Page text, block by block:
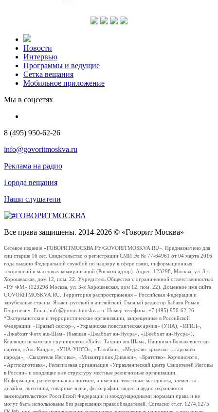
Новости
Интервью
Программы и ведущие
Сетка вещания
Мобильное приложение
Мы в соцсетях
8 (495) 950-62-26
info@govoritmoskva.ru
Реклама на радио
Города вещания
Наши слушатели
Все права защищены. 2014-2026 © «Говорит Москва»
Сетевое издание «ГОВОРИТМОСКВА.РУ/GOVORITMOSKVA.RU». Предназначено для
лиц старше 16 лет. Свидетельство о регистрации СМИ Эл № 77-64961 от 04 марта 2016
года выдано Федеральной службой по надзору в сфере связи, информационных
технологий и массовых коммуникаций (Роскомнадзор). Адрес: 123298, Москва, ул. 3-я
Хорошевская, дом 12, пом. 22. Учредитель Общество с ограниченной ответственностью
«РУ ФМ» (123298 Москва, ул. 3-я Хорошевская, дом 12, пом. 22). Доменное имя сайта
GOVORITMOSKVA.RU. Территория распространения – Российская Федерация и
зарубежные страны. Языки: русский и английский. Главный редактор Бабаян Роман
Георгиевич. Email: info@govoritmoskva.ru. Номер телефона: +7 (495) 950-62-26
*Экстремистские и террористические организации, запрещенные в Российской
Федерации: «Правый сектор», «Украинская повстанческая армия» (УПА), «ИГИЛ»,
«Джабхат Фатх аш-Шам» (бывшая «Джабхат ан-Нусра», «Джебхат ан-Нусра»),
Коалиция исламских группировок «Хайят Тахрир аш-Шам», Национал-Большевистская
партия, «Аль-Каида», «УНА-УНСО», «Талибан», «Меджлис крымско-татарского
народа», «Свидетели Иеговы», «Мизантропик Дивижн», «Братство» Корчинского,
«Артподготовка», Религиозная организация «Управленческий центр Свидетелей Иеговы
в России» и входящие в ее структуру местные религиозные организации.
Информация, размещенная на портале, а именно: текстовые материалы, элементы
дизайна, логотипы, товарные знаки, фотографии, видео и аудио охраняются
законодательством Российской Федерации и международными нормами права и не
могут быть использованы без разрешения правообладателей. Согласно ст.ст. 1274,1275